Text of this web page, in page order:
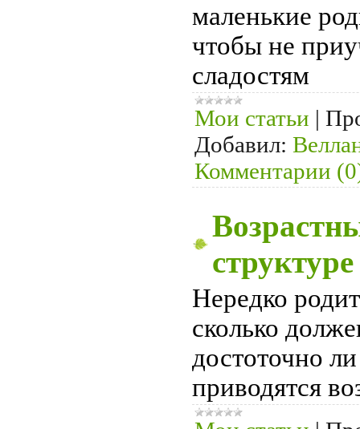
маленькие
чтобы не
сладостям
Мои статьи |
Добавил:
Комментарии
Нередко
сколько
достоточно
приводятся